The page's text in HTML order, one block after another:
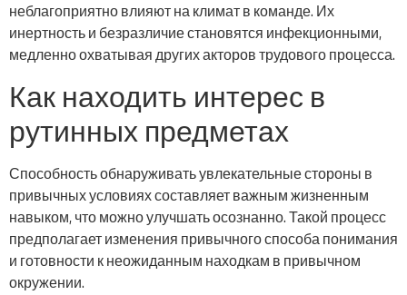
неблагоприятно влияют на климат в команде. Их
инертность и безразличие становятся инфекционными,
медленно охватывая других акторов трудового процесса.
Как находить интерес в
рутинных предметах
Способность обнаруживать увлекательные стороны в
привычных условиях составляет важным жизненным
навыком, что можно улучшать осознанно. Такой процесс
предполагает изменения привычного способа понимания
и готовности к неожиданным находкам в привычном
окружении.